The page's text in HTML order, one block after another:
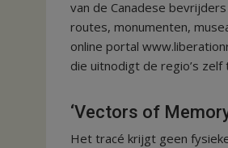
van de Canadese
routes, monumenten,
online portal
die uitnodigt de regio’s zelf
‘Vectors of
Het tracé krijgt geen